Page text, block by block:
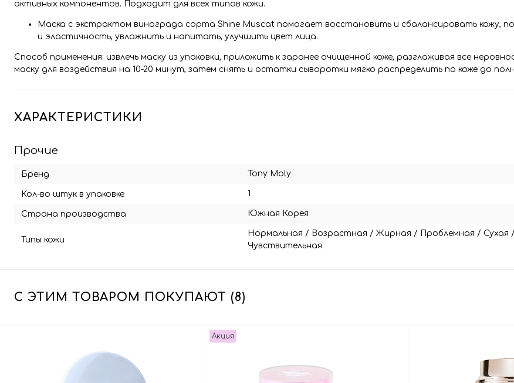
активных компонентов. Подходит для всех типов кожи.
Маска с экстрактом винограда сорта Shine Muscat помогает восстановить и сбалансировать кожу,
и эластичность, увлажнить и напитать, улучшить цвет лица.
Способ применения: извлечь маску из упаковки, приложить к заранее очищенной коже, разглаживая все
маску для воздействия на 10-20 минут, затем снять и остатки сыворотки мягко распределить по коже до
ХАРАКТЕРИСТИКИ
Прочие
Бренд Tony Moly
Кол-во штук в упаковке 1
Страна производства Южная Корея
Типы кожи
Нормальная / Возрастная / Жирная / Проблемная / Сухая /
Чувствительная
С ЭТИМ ТОВАРОМ ПОКУПАЮТ (8)
Акция